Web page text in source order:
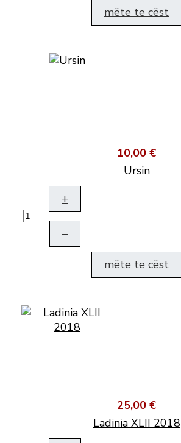
mëte te cëst
10,00 €
Ursin
+
–
mëte te cëst
25,00 €
Ladinia XLII 2018